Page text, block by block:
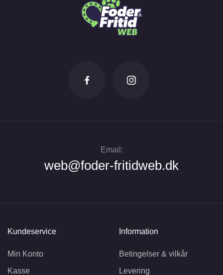
Email:
web@foder-fritidweb.dk
Kundeservice
Min Konto
Kasse
Information
Betingelser & vilkår
Levering